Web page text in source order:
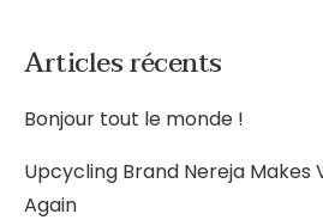
Articles récents
Bonjour tout le monde !
Upcycling Brand Nereja Makes
Again